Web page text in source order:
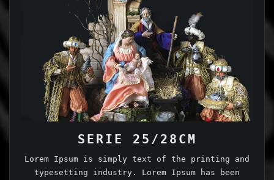
SERIE 25/28CM
Lorem Ipsum is simply text of the printing and
typesetting industry. Lorem Ipsum has been